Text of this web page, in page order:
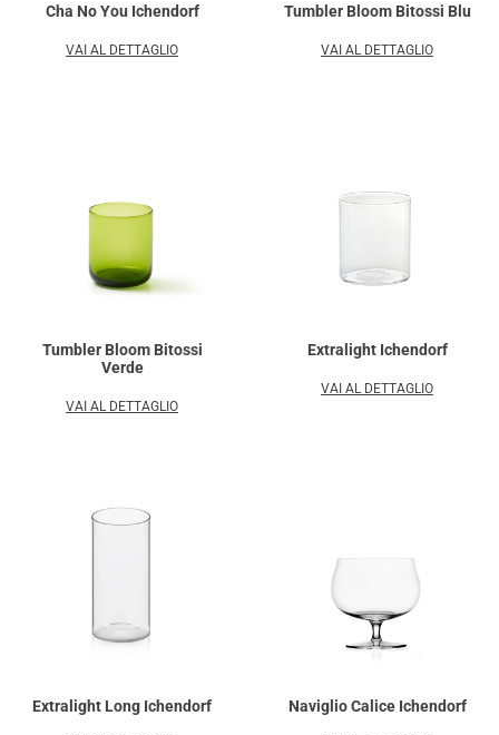
Cha No You Ichendorf
VAI AL DETTAGLIO
Tumbler Bloom Bitossi Blu
VAI AL DETTAGLIO
Tumbler Bloom Bitossi
Verde
VAI AL DETTAGLIO
Extralight Ichendorf
VAI AL DETTAGLIO
Extralight Long Ichendorf Naviglio Calice Ichendorf